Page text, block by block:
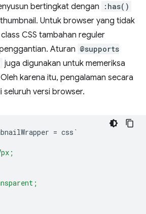
bertingkat dengan :has()
Untuk browser yang tidak
CSS tambahan reguler
Aturan @supports
juga digunakan untuk memeriksa
karena itu, pengalaman secara
seluruh versi browser.
= css `